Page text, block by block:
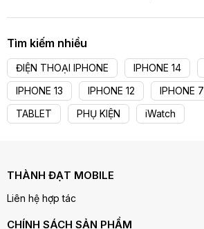
Tìm kiếm nhiều
ĐIỆN THOẠI IPHONE IPHONE 14
IPHONE 13
IPHONE 12 IPHONE 7
TABLET
PHỤ KIỆN iWatch
THÀNH ĐẠT MOBILE
Liên hệ hợp tác
CHÍNH SÁCH SẢN PHẨM